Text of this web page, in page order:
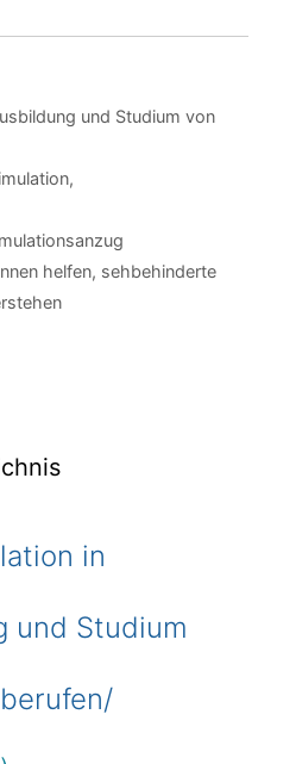
und Studium von
,
helfen, sehbehinderte
in
und Studium